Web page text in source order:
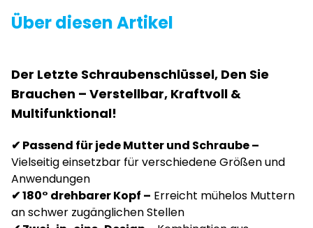
Über diesen Artikel
Der Letzte Schraubenschlüssel, Den Sie
Brauchen – Verstellbar, Kraftvoll &
Multifunktional!
✔ Passend für jede Mutter und Schraube –
Vielseitig einsetzbar für verschiedene Größen und
Anwendungen
✔ 180° drehbarer Kopf – Erreicht mühelos Muttern
an schwer zugänglichen Stellen